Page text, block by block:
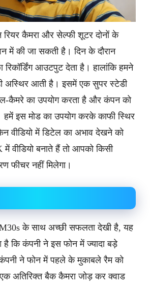
रियर कैमरा और सेल्फी शूटर दोनों के
में की जा सकती है। दिन के दौरान
आउटपुट देता है। हालांकि हमने
अस्थिर आती है। इसमें एक सुपर स्टेडी
कैमरे का उपयोग करता है और कंपन को
इस मोड का उपयोग करके काफी स्थिर
वीडियो में डिटेल का अभाव देखने को
वीडियो बनाते हैं तो आपको किसी
फीचर नहीं मिलेगा।
के साथ अच्छी सफलता देखी है, यह
कि कंपनी ने इस फोन में ज्यादा बड़े
ने फोन में पहले के मुकाबले रैम को
अतिरिक्त बैक कैमरा जोड़ कर क्वाड